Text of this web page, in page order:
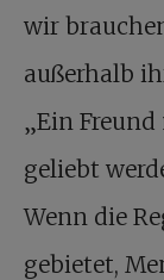
wir
außerhalb
„Ein
geliebt
Wenn die
gebietet,